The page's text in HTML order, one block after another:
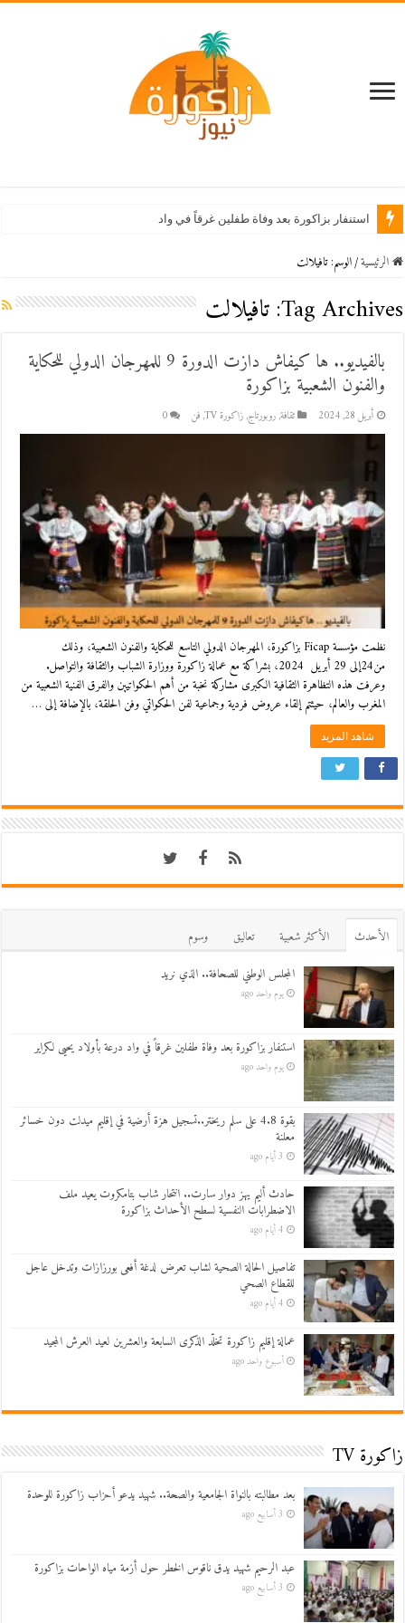
استنفار بزاكورة بعد وفاة طفلين غرقاً في واد درعة بأول
الرئيسية/الوسم:تافيلالت
Tag Archives: تافيلالت
بالفيديو.. ها كيفاش دازت الدورة 9 للمهرجان الدولي للحكاية
والفنون الشعبية بزاكورة
أبريل 28, 2024 ثقافة, روبورتاج, زاكورة TV , فن 0
نظمت مؤسسة Ficap بزاكورة، المهرجان الدولي التاسع للحكاية والفنون الشعبية، وذلك
من24إلى 29 أبريل 2024، بشراكة مع عمالة زاكورة ووزارة الشباب والثقافة والتواصل.
وعرفت هذه التظاهرة الثقافية الكبرى مشاركة نخبة من أهم الحكواتيين والفرق الفنية الشعبية من
المغرب والعالم، حيثتم إلقاء عروض فردية وجماعية لفن الحكواتي وفن الحلقة، بالإضافة إلى …
شاهد المزيد
اﻷحدث اﻷكثر شعبية تعاليق
وسوم
المجلس الوطني للصحافة.. الذي نريد
يوم واحد ago
استنفار بزاكورة بعد وفاة طفلين غرقاً في واد درعة بأولاد يحيى لكراير
يوم واحد ago
بقوة 4.8 على سلم ريختر..تسجيل هزة أرضية في إقليم ميدلت دون خسائر
معلنة
3 أيام ago
حادث أليم يهز دوار سارت.. انتحار شاب بتامكروت يعيد ملف
الاضطرابات النفسية لسطح الأحداث بزاكورة
4 أيام ago
تفاصيل الحالة الصحية لشاب تعرض لدغة أفعى بورزازات وتدخل عاجل
للقطاع الصحي
4 أيام ago
عمالة إقليم زاكورة تخلّد الذكرى السابعة والعشرين لعيد العرش المجيد
أسبوع واحد ago
زاكورة TV
بعد مطالبته بالنواة الجامعية والصحة.. شهيد يدعو أحزاب زاكورة للوحدة
3 أسابيع ago
عبد الرحيم شهيد يدق ناقوس الخطر حول أزمة مياه الواحات بزاكورة
3 أسابيع ago